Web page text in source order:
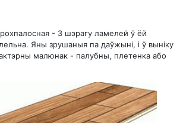
- 3 шэрагу ламелей ў ёй
Яны зрушаныя па даўжыні, і ў выніку
малюнак - палубны, плетенка або